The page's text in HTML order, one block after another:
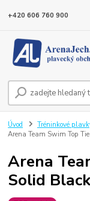
+420 606 760 900
Úvod Tréninkové
Arena Team Swim Top
Arena
Solid